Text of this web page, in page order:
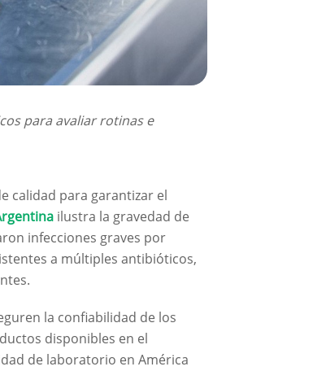
para avaliar rotinas e
calidad para garantizar el
ilustra la gravedad de
infecciones graves por
a múltiples antibióticos,
la confiabilidad de los
disponibles en el
de laboratorio en América